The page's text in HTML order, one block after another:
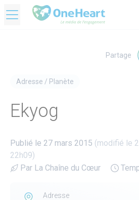
Partage
Adresse / Planète
Ekyog
Publié le 27 mars 2015 (modifié le
22h09)
Par La Chaîne du Cœur
Adresse